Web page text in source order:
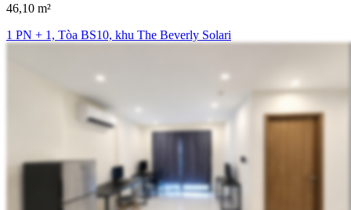
46,10 m²
1 PN + 1, Tòa BS10, khu The Beverly Solari